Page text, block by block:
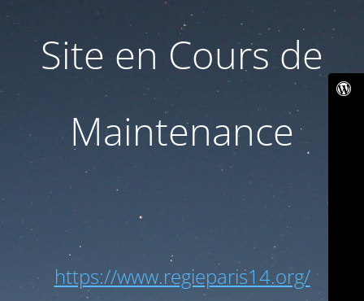
Site en Cours de
Maintenance
https://www.regieparis14.org/